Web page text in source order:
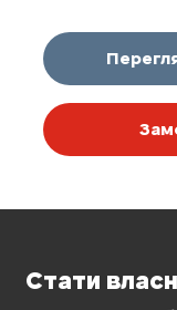
Стати